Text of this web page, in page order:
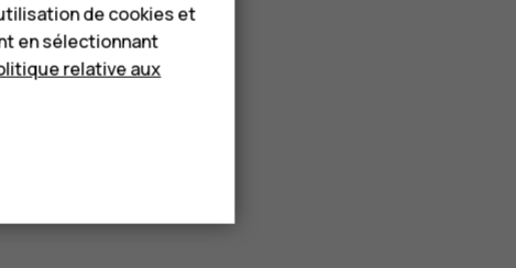
de cookies et
en sélectionnant
relative aux